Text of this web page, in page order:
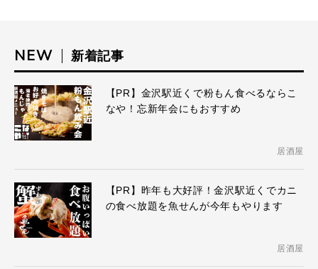
NEW 新着記事
【PR】金沢駅近くで粉もん食べるならこ
なや！忘新年会にもおすすめ
居酒屋
【PR】昨年も大好評！金沢駅近くでカニ
の食べ放題を魚せんが今年もやります
居酒屋